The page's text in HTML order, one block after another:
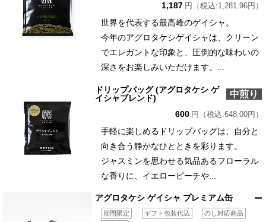
1,187 円（税込:1,281.96円）
世界を代表する最高峰のゲイシャ。
今年のアグロタケシゲイシャは、クリーン
でエレガントな印象と、圧倒的な味わいの
深さをお楽しみいただけます。...
ドリップバッグ (アグロタケシ ゲ
イシャブレンド)
中煎り
600 円（税込:648.00円）
手軽に楽しめるドリップバッグは、自分と
向き合う静かなひとときを彩ります。
ジャスミンを思わせる気品あるフローラル
な香りに、イエローピーチや...
アグロタケシ ゲイシャ プレミアム缶
期間限定 ギフト包装代込
のし対応商品